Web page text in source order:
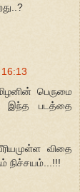
பெருமை
இந்த படத்தை
விதை
நிச்சயம்...!!!